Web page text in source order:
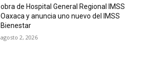
obra de Hospital General Regional IMSS
Oaxaca y anuncia uno nuevo del IMSS
Bienestar
agosto 2, 2026